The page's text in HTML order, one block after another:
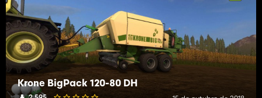
Krone BigPack 120-80 DH